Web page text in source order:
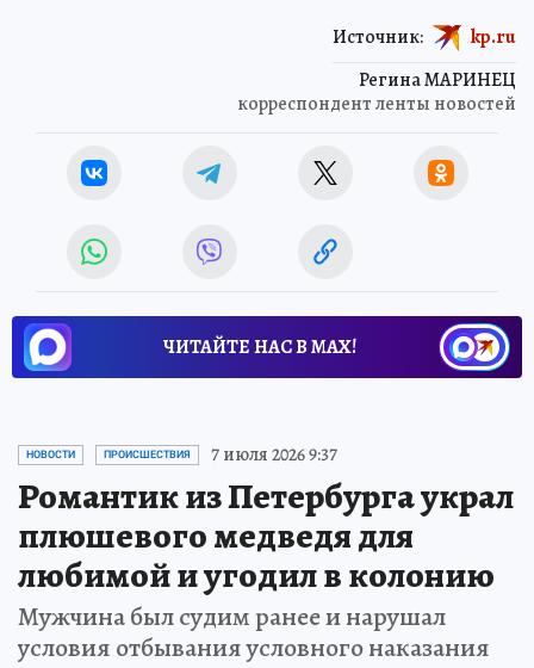
Регина МАРИНЕЦ
корреспондент ленты новостей
Источник: kp.ru
ЧИТАЙТЕ НАС В МАХ!
НОВОСТИ ПРОИСШЕСТВИЯ 7 июля 2026 9:37
Романтик из Петербурга украл
плюшевого медведя для
любимой и угодил в колонию
Мужчина был судим ранее и нарушал
условия отбывания условного наказания